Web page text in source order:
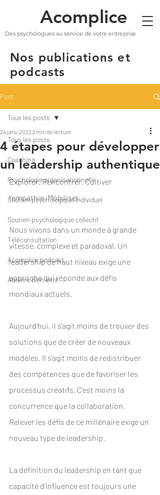
Acomplice
Des psychologues au service de votre entreprise
Nos publications et
podcasts
Post
Tous les posts
Coaching
Psychologie organisationnelle
Soutien psychologique individuel
Soutien psychologique collectif
Téléconsultation
Acomplice podcast
Ateliers bien-être
Tous les posts
4 étapes pour développer
un leadership authentique
24 janv. 20222 min de lecture
Explorer. Rencontrer. Cultiver
l'empathie. Mobiliser.
Nous vivons dans un monde à grande
vitesse, complexe et paradoxal. Un
leadership de haut niveau exige une
approche qui réponde aux défis
mondiaux actuels.
Aujourd'hui, il s'agit moins de trouver des
solutions que de créer de nouveaux
modèles. Il s’agit moins de redistribuer
des compétences que de favoriser les
processus créatifs. C’est moins la
concurrence que la collaboration.
Relever les défis de ce millénaire exige un
nouveau type de leadership.
La définition du leadership en tant que
capacité d'influence est toujours une